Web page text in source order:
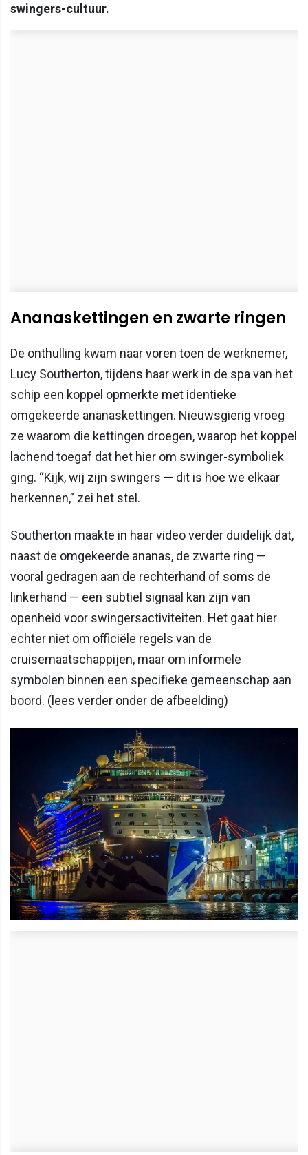
swingers-cultuur.
Ananaskettingen en zwarte ringen
De onthulling kwam naar voren toen de werknemer,
Lucy Southerton, tijdens haar werk in de spa van het
schip een koppel opmerkte met identieke
omgekeerde ananaskettingen. Nieuwsgierig vroeg
ze waarom die kettingen droegen, waarop het koppel
lachend toegaf dat het hier om swinger-symboliek
ging. “Kijk, wij zijn swingers — dit is hoe we elkaar
herkennen,” zei het stel.
Southerton maakte in haar video verder duidelijk dat,
naast de omgekeerde ananas, de zwarte ring —
vooral gedragen aan de rechterhand of soms de
linkerhand — een subtiel signaal kan zijn van
openheid voor swingersactiviteiten. Het gaat hier
echter niet om officiële regels van de
cruisemaatschappijen, maar om informele
symbolen binnen een specifieke gemeenschap aan
boord. (lees verder onder de afbeelding)